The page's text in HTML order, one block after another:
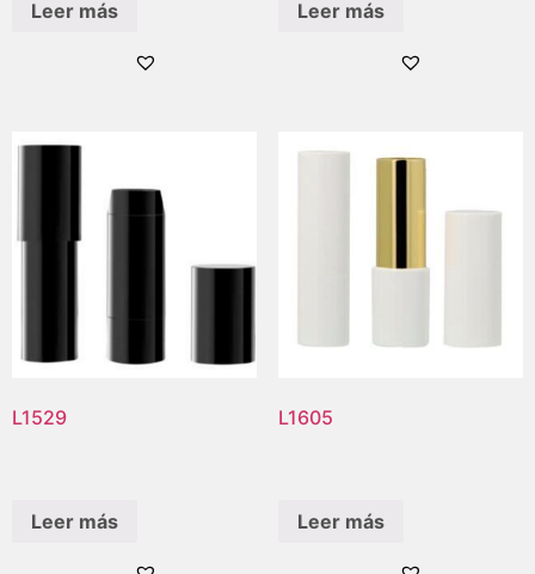
Leer más Leer más
L1529
Leer más
L1605
Leer más